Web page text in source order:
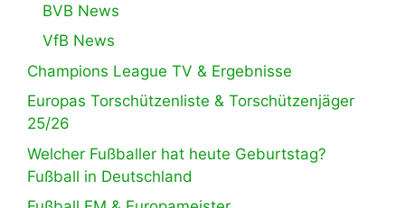
BVB News
VfB News
Champions League TV & Ergebnisse
Europas Torschützenliste & Torschützenjäger
25/26
Welcher Fußballer hat heute Geburtstag?
Fußball in Deutschland